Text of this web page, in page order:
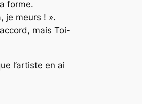
forme.
je meurs ! ».
mais Toi-
l’artiste en ai